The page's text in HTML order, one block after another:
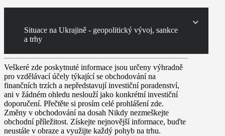
Situace na Ukrajině - geopolitický vývoj, sankce
a trhy
Veškeré zde poskytnuté informace jsou určeny výhradně
pro vzdělávací účely týkající se obchodování na
finančních trzích a nepředstavují investiční poradenství,
ani v žádném ohledu neslouží jako konkrétní investiční
doporučení. Přečtěte si prosím celé prohlášení zde.
Změny v obchodování na dosah Nikdy nezmeškejte
obchodní příležitost. Získejte nejnovější informace, buďte
neustále v obraze a využijte každý pohyb na trhu.